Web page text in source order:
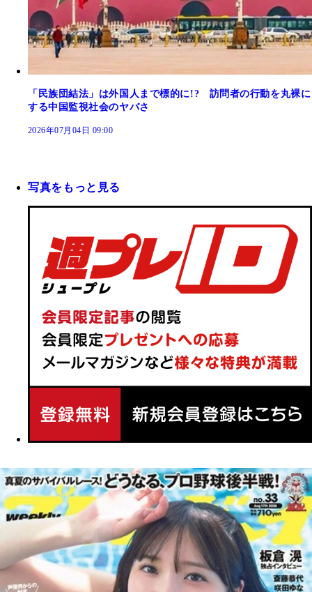
「民族団結法」は外国人まで標的に!? 訪問者の行動を丸裸に
する中国監視社会のヤバさ
2026年07月04日 09:00
写真をもっと見る